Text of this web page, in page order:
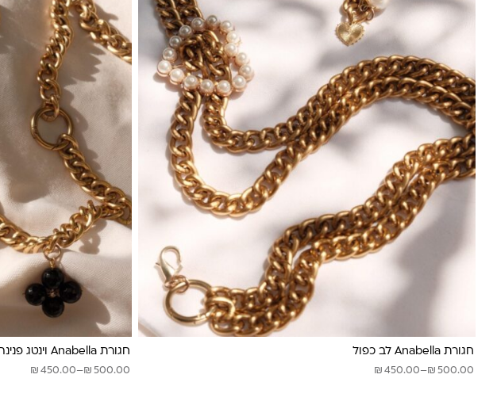
חגורת Anabella לב כפול
₪ 450.00–₪ 500.00
טווח
חגורת Anabella וינטג פנינה
₪ 450.00–₪ 500.00
טווח